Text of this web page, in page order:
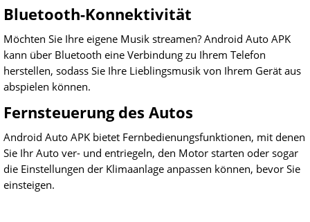
Bluetooth-Konnektivität
Möchten Sie Ihre eigene Musik streamen? Android Auto APK
kann über Bluetooth eine Verbindung zu Ihrem Telefon
herstellen, sodass Sie Ihre Lieblingsmusik von Ihrem Gerät aus
abspielen können.
Fernsteuerung des Autos
Android Auto APK bietet Fernbedienungsfunktionen, mit denen
Sie Ihr Auto ver- und entriegeln, den Motor starten oder sogar
die Einstellungen der Klimaanlage anpassen können, bevor Sie
einsteigen.